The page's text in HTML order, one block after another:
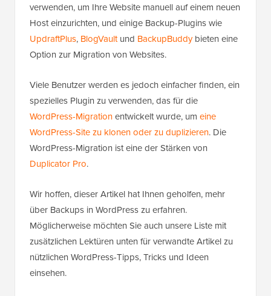
verwenden, um Ihre Website manuell auf einem neuen
Host einzurichten, und einige Backup-Plugins wie
UpdraftPlus, BlogVaultund BackupBuddybieten eine
Option zur Migration von Websites.
Viele Benutzer werden es jedoch einfacher finden, ein
spezielles Plugin zu verwenden, das für die
WordPress-Migrationentwickelt wurde, um eine
WordPress-Site zu klonen oder zu duplizieren. Die
WordPress-Migration ist eine der Stärken von
Duplicator Pro.
Wir hoffen, dieser Artikel hat Ihnen geholfen, mehr
über Backups in WordPress zu erfahren.
Möglicherweise möchten Sie auch unsere Liste mit
zusätzlichen Lektüren unten für verwandte Artikel zu
nützlichen WordPress-Tipps, Tricks und Ideen
einsehen.